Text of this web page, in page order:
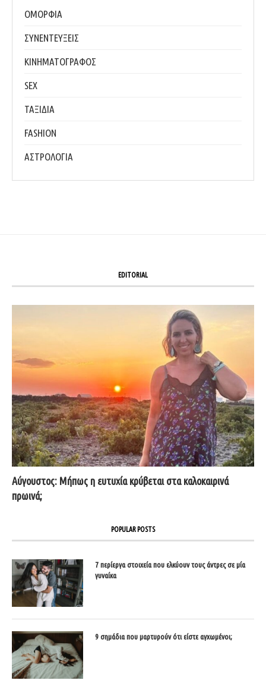
ΟΜΟΡΦΙΑ
ΣΥΝΕΝΤΕΥΞΕΙΣ
ΚΙΝΗΜΑΤΟΓΡΑΦΟΣ
SEX
ΤΑΞΙΔΙΑ
FASHION
ΑΣΤΡΟΛΟΓΙΑ
EDITORIAL
Αύγουστος: Μήπως η ευτυχία κρύβεται στα καλοκαιρινά
πρωινά;
POPULAR POSTS
7 περίεργα στοιχεία που ελκύουν τους άντρες σε μία
γυναίκα
9 σημάδια που μαρτυρούν ότι είστε αγχωμένοι;